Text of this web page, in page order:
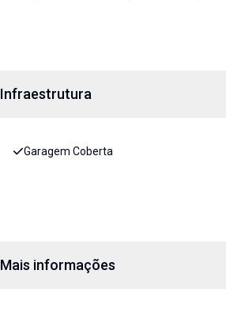
Infraestrutura
Garagem Coberta
Mais informações